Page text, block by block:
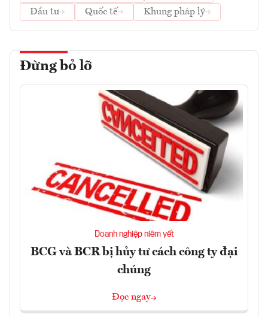
Đầu tư
Quốc tế Khung pháp lý
Đừng bỏ lỡ
Doanh nghiệp niêm yết
BCG và BCR bị hủy tư cách công ty đại
chúng
Đọc ngay